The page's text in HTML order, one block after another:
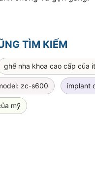
TÌM KIẾM
ghế nha khoa cao cấp của
zc-s600 implant
mỹ